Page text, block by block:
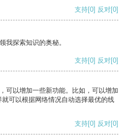
支持[0] 反对[0]
我探索知识的奥秘。
支持[0] 反对[0]
可以增加一些新功能。比如，可以增加
可以根据网络情况自动选择最优的线
支持[0] 反对[0]